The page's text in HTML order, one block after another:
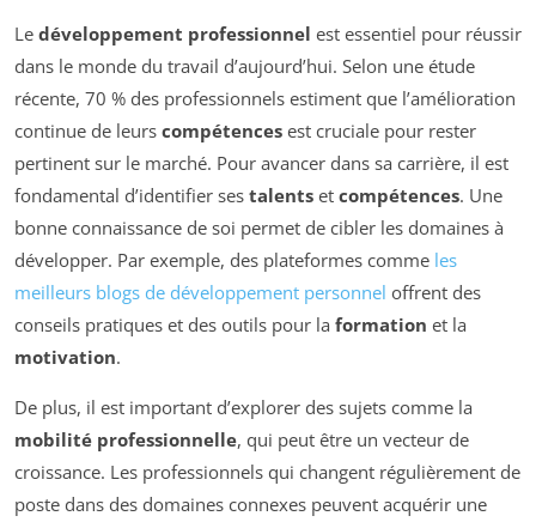
Le développement professionnel est essentiel pour réussir
dans le monde du travail d’aujourd’hui. Selon une étude
récente, 70 % des professionnels estiment que l’amélioration
continue de leurs compétences est cruciale pour rester
pertinent sur le marché. Pour avancer dans sa carrière, il est
fondamental d’identifier ses talents et compétences. Une
bonne connaissance de soi permet de cibler les domaines à
développer. Par exemple, des plateformes comme les
meilleurs blogs de développement personnel offrent des
conseils pratiques et des outils pour la formation et la
motivation.
De plus, il est important d’explorer des sujets comme la
mobilité professionnelle, qui peut être un vecteur de
croissance. Les professionnels qui changent régulièrement de
poste dans des domaines connexes peuvent acquérir une